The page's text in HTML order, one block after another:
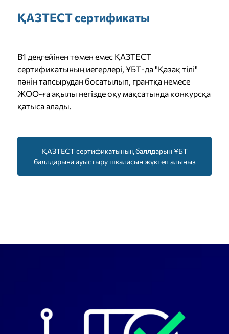
ҚАЗТЕСТ сертификаты
B1 деңгейінен төмен емес ҚАЗТЕСТ
сертификатының иегерлері, ҰБТ-да "Қазақ тілі"
пәнін тапсырудан босатылып, грантқа немесе
ЖОО-ға ақылы негізде оқу мақсатында конкурсқа
қатыса алады.
ҚАЗТЕСТ сертификатының баллдарын ҰБТ
баллдарына ауыстыру шкаласын жүктеп алыңыз